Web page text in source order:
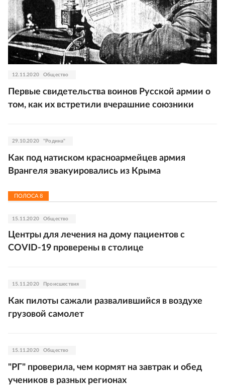
12.11.2020 Общество
Первые свидетельства воинов Русской армии о
том, как их встретили вчерашние союзники
29.10.2020 "Родина"
Как под натиском красноармейцев армия
Врангеля эвакуировались из Крыма
ПОЛОСА 8
15.11.2020 Общество
Центры для лечения на дому пациентов с
COVID-19 проверены в столице
15.11.2020 Происшествия
Как пилоты сажали развалившийся в воздухе
грузовой самолет
15.11.2020 Общество
"РГ" проверила, чем кормят на завтрак и обед
учеников в разных регионах